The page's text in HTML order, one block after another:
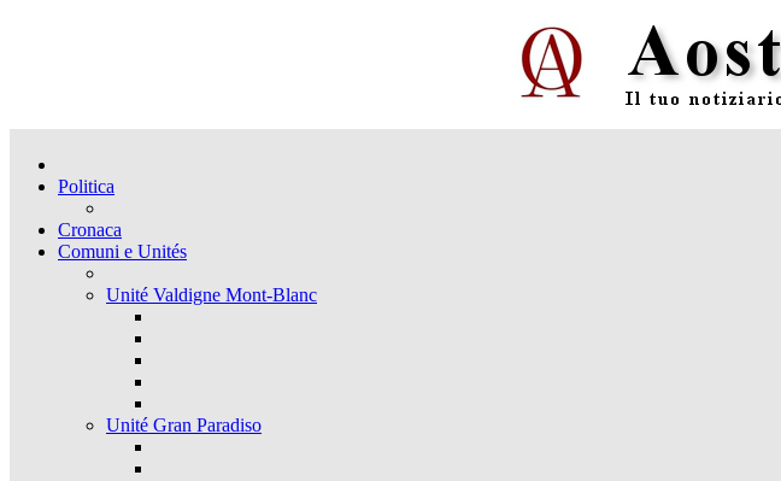
Politica
Cronaca
Comuni e Unités
Unité Valdigne Mont-Blanc
Unité Gran Paradiso